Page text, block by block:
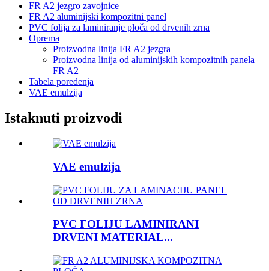
FR A2 jezgro zavojnice
FR A2 aluminijski kompozitni panel
PVC folija za laminiranje ploča od drvenih zrna
Oprema
Proizvodna linija FR A2 jezgra
Proizvodna linija od aluminijskih kompozitnih panela
FR A2
Tabela poređenja
VAE emulzija
Istaknuti proizvodi
VAE emulzija
PVC FOLIJU LAMINIRANI
DRVENI MATERIAL...